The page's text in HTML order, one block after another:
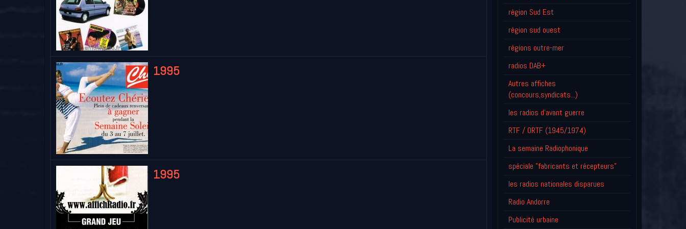
1995
1995
région Sud Est
région sud ouest
régions outre-mer
radios DAB+
Autres affiches
(concours,syndicats...)
les radios d'avant guerre
RTF / ORTF (1945/1974)
La semaine Radiophonique
spéciale "fabricants et récepteurs"
les radios nationales disparues
Radio Andorre
Publicité urbaine